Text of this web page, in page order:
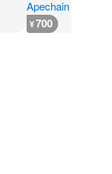
¥700